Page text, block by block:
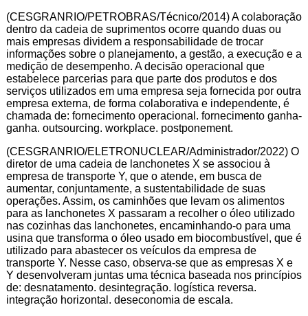
(CESGRANRIO/PETROBRAS/Técnico/2014) A colaboração
dentro da cadeia de suprimentos ocorre quando duas ou
mais empresas dividem a responsabilidade de trocar
informações sobre o planejamento, a gestão, a execução e a
medição de desempenho. A decisão operacional que
estabelece parcerias para que parte dos produtos e dos
serviços utilizados em uma empresa seja fornecida por outra
empresa externa, de forma colaborativa e independente, é
chamada de: fornecimento operacional. fornecimento ganha-
ganha. outsourcing. workplace. postponement.
(CESGRANRIO/ELETRONUCLEAR/Administrador/2022) O
diretor de uma cadeia de lanchonetes X se associou à
empresa de transporte Y, que o atende, em busca de
aumentar, conjuntamente, a sustentabilidade de suas
operações. Assim, os caminhões que levam os alimentos
para as lanchonetes X passaram a recolher o óleo utilizado
nas cozinhas das lanchonetes, encaminhando-o para uma
usina que transforma o óleo usado em biocombustível, que é
utilizado para abastecer os veículos da empresa de
transporte Y. Nesse caso, observa-se que as empresas X e
Y desenvolveram juntas uma técnica baseada nos princípios
de: desnatamento. desintegração. logística reversa.
integração horizontal. deseconomia de escala.